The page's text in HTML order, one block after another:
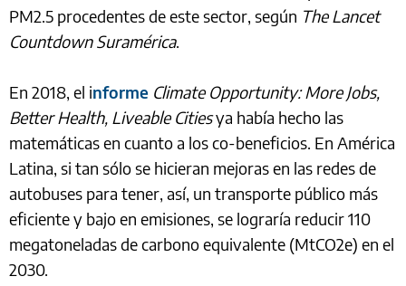
PM2.5 procedentes de este sector, según The Lancet
Countdown Suramérica.
En 2018, el informe Climate Opportunity: More Jobs,
Better Health, Liveable Citiesya había hecho las
matemáticas en cuanto a los co-beneficios. En América
Latina, si tan sólo se hicieran mejoras en las redes de
autobuses para tener, así, un transporte público más
eficiente y bajo en emisiones, se lograría reducir 110
megatoneladas de carbono equivalente (MtCO2e) en el
2030.